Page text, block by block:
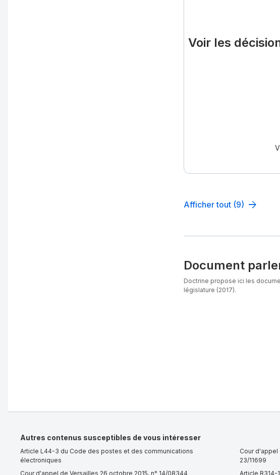
Voir les
Afficher tout (9)
Document
Doctrine propose ici les
législature (2017).
Autres contenus susceptibles de vous intéresser
Article L44-3 du Code des postes et des communications
électroniques
Cour d'appel de Versailles 26 octobre 2015, n° 14/08344
Cour d'appel
23/11699
Article